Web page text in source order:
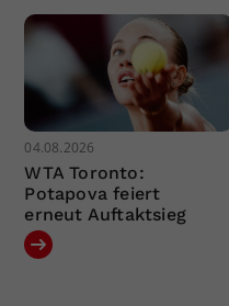
04.08.2026
WTA Toronto:
Potapova feiert
erneut Auftaktsieg